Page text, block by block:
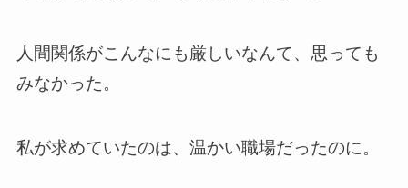
人間関係がこんなにも厳しいなんて、思っても
みなかった。
私が求めていたのは、温かい職場だったのに。